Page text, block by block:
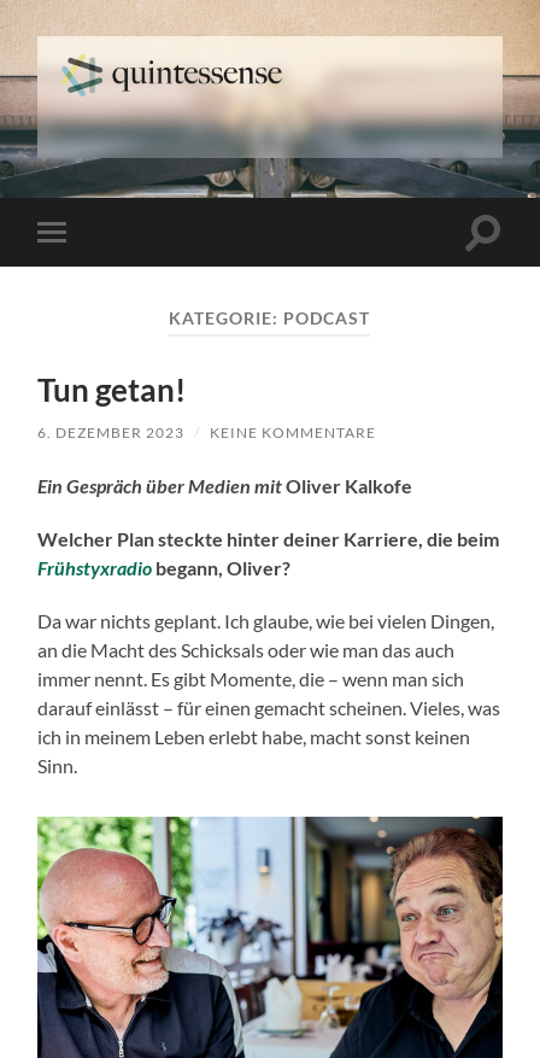
quintessense
Mobile-
Menü
KATEGORIE: PODCAST
Tun getan!
6. DEZEMBER 2023 / KEINE KOMMENTARE
Ein Gespräch über Medien mitOliver Kalkofe
Welcher Plan steckte hinter deiner Karriere, die beim
Frühstyxradio begann, Oliver?
Da war nichts geplant. Ich glaube, wie bei vielen Dingen,
an die Macht des Schicksals oder wie man das auch
immer nennt. Es gibt Momente, die – wenn man sich
darauf einlässt – für einen gemacht scheinen. Vieles, was
ich in meinem Leben erlebt habe, macht sonst keinen
Sinn.